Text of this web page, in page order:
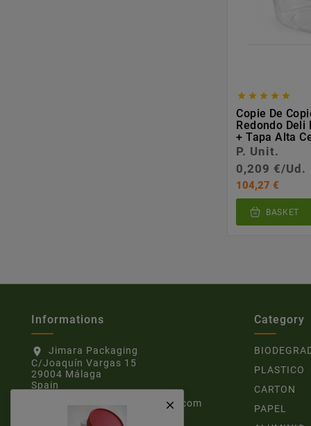

    
Copie De
Redondo
+ Tapa Alta
P. Unit.
0,209 €/Ud.
104,27 €
BASKET
Informations
location_on
Jimara Packaging
C/Joaquín Vargas 15
29004 Málaga
Spain
gestion@jimarapackaging.com
Category
PLASTICO
CARTON
PAPEL